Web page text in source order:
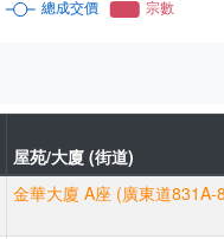
屋苑/大廈 (街道)
金華大廈 A座 (廣東道831A-